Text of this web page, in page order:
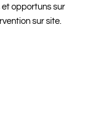
opportuns sur
sur site.